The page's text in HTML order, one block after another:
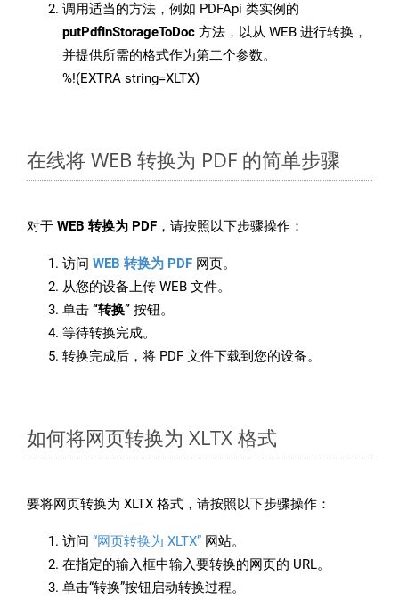
调用适当的方法，例如 PDFApi 类实例的
putPdfInStorageToDoc 方法，以从 WEB 进行转换，
并提供所需的格式作为第二个参数。
%!(EXTRA string=XLTX)
在线将 WEB 转换为 PDF 的简单步骤
对于 WEB 转换为 PDF ，请按照以下步骤操作：
访问 WEB 转换为 PDF 网页。
从您的设备上传 WEB 文件。
单击 “转换” 按钮。
等待转换完成。
转换完成后，将 PDF 文件下载到您的设备。
如何将网页转换为 XLTX 格式
要将网页转换为 XLTX 格式，请按照以下步骤操作：
访问 “网页转换为 XLTX” 网站。
在指定的输入框中输入要转换的网页的 URL。
单击“转换”按钮启动转换过程。